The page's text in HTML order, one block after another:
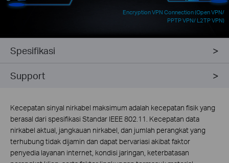
Encryption VPN Connection (Open VPN/
PPTP VPN/ L2TP VPN)
Spesifikasi
Support
Kecepatan sinyal nirkabel maksimum adalah kecepatan fisik yang
berasal dari spesifikasi Standar IEEE 802.11. Kecepatan data
nirkabel aktual, jangkauan nirkabel, dan jumlah perangkat yang
terhubung tidak dijamin dan dapat bervariasi akibat faktor
penyedia layanan internet, kondisi jaringan, keterbatasan